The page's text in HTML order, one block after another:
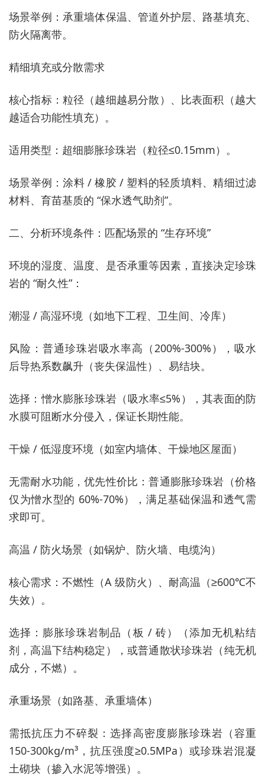
场景举例：承重墙体保温、管道外护层、路基填充、
防火隔离带。
精细填充或分散需求
核心指标：粒径（越细越易分散）、比表面积（越大
越适合功能性填充）。
适用类型：超细膨胀珍珠岩（粒径≤0.15mm）。
场景举例：涂料 / 橡胶 / 塑料的轻质填料、精细过滤
材料、育苗基质的 “保水透气助剂”。
二、分析环境条件：匹配场景的 “生存环境”
环境的湿度、温度、是否承重等因素，直接决定珍珠
岩的 “耐久性”：
潮湿 / 高湿环境（如地下工程、卫生间、冷库）
风险：普通珍珠岩吸水率高（200%-300%），吸水
后导热系数飙升（丧失保温性）、易结块。
选择：憎水膨胀珍珠岩（吸水率≤5%），其表面的防
水膜可阻断水分侵入，保证长期性能。
干燥 / 低湿度环境（如室内墙体、干燥地区屋面）
无需耐水功能，优先性价比：普通膨胀珍珠岩（价格
仅为憎水型的 60%-70%），满足基础保温和透气需
求即可。
高温 / 防火场景（如锅炉、防火墙、电缆沟）
核心需求：不燃性（A 级防火）、耐高温（≥600℃不
失效）。
选择：膨胀珍珠岩制品（板 / 砖）（添加无机粘结
剂，高温下结构稳定），或普通散状珍珠岩（纯无机
成分，不燃）。
承重场景（如路基、承重墙体）
需抵抗压力不碎裂：选择高密度膨胀珍珠岩（容重
150-300kg/m³，抗压强度≥0.5MPa）或珍珠岩混凝
土砌块（掺入水泥等增强）。